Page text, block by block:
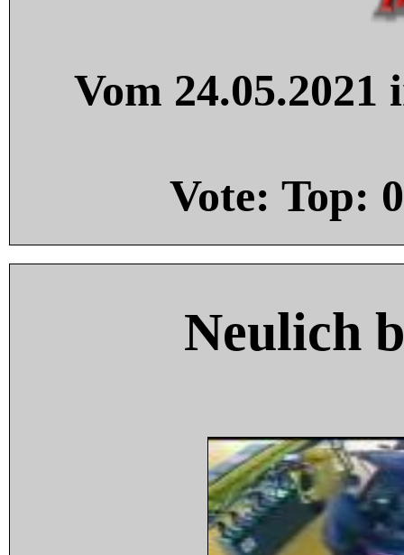
Vom
Vote: Top: 0
Neulich